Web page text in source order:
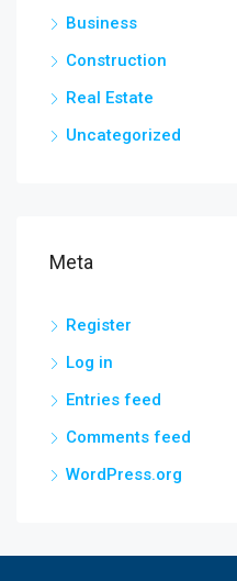
Business
Construction
Real Estate
Uncategorized
Meta
Register
Log in
Entries feed
Comments feed
WordPress.org